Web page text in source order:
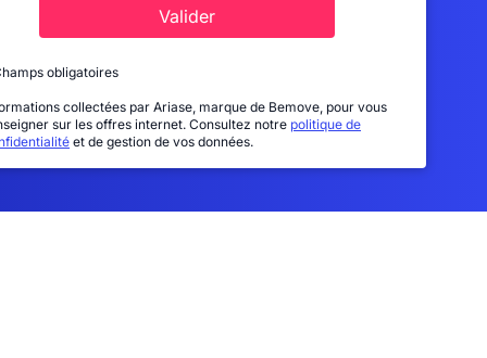
Valider
obligatoires
collectées par Ariase, marque de Bemove, pour vous
sur les offres internet. Consultez notre politique de
et de gestion de vos données.